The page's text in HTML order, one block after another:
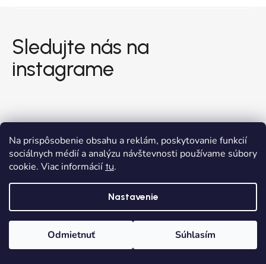
Na prispôsobenie obsahu a reklám, poskytovanie funkcií
sociálnych médií a analýzu návštevnosti používame súbory
cookie. Viac informácií tu.
Nastavenie
Odmietnuť Súhlasím
Sledujte nás na
instagrame